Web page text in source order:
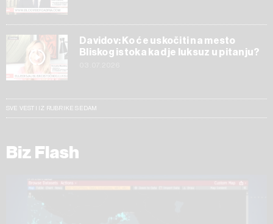
Davidov: Ko će uskočiti na mesto
Bliskog istoka kad je luksuz u pitanju?
SVE VESTI IZ RUBRIKE SEDAM
Biz Flash